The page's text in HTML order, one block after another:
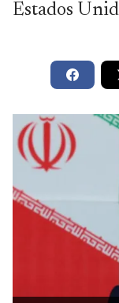
Estados